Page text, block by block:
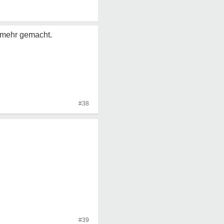
gemacht.
#38
#39